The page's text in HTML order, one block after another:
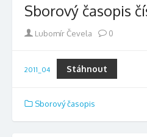
Sborový časopis
Author
Lubomír Čevela 0
2011_04 Stáhnout
Sborový časopis